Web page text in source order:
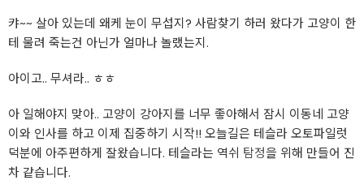
캬~~ 살아 있는데 왜케 눈이 무섭지? 사람찾기 하러 왔다가 고양이 한
테 물려 죽는건 아닌가 얼마나 놀랬는지.
아이고.. 무셔라.. ㅎㅎ
아 일해야지 맞아.. 고양이 강아지를 너무 좋아해서 잠시 이동네 고양
이와 인사를 하고 이제 집중하기 시작!! 오늘길은 테슬라 오토파일럿
덕분에 아주편하게 잘왔습니다. 테슬라는 역쉬 탐정을 위해 만들어 진
차 같습니다.